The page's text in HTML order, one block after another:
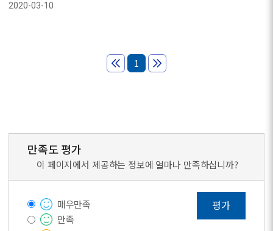
2020-03-10
1
만족도 평가
이 페이지에서 제공하는 정보에 얼마나 만족하십니까?
매우만족
만족
평가